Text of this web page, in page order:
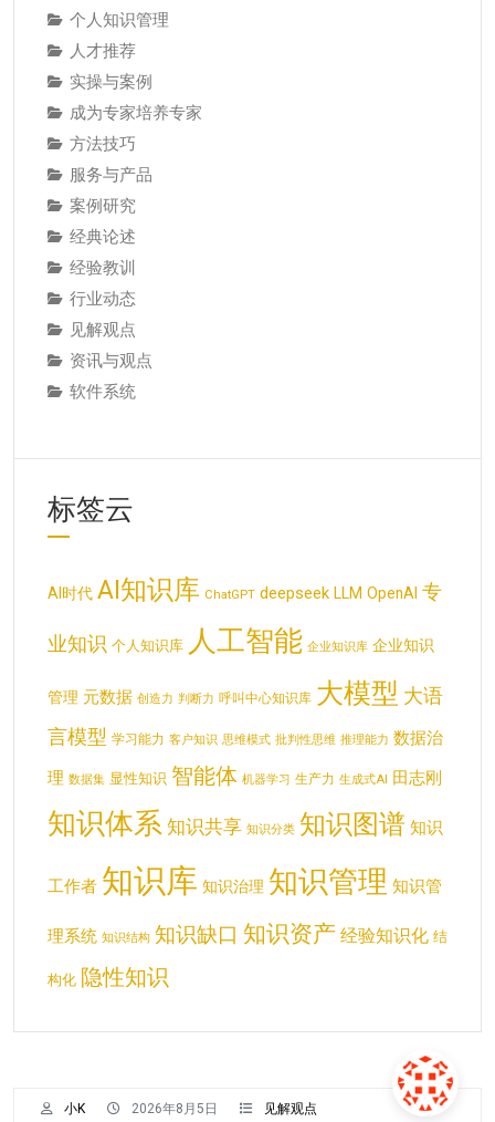
小K 2026年8月5日 见解观点
个人知识管理
人才推荐
实操与案例
成为专家培养专家
方法技巧
服务与产品
案例研究
经典论述
经验教训
行业动态
见解观点
资讯与观点
软件系统
标签云
AI时代 AI知识库 ChatGPT deepseek LLM OpenAI 专
业知识 个人知识库 人工智能 企业知识库 企业知识
管理 元数据 创造力 判断力 呼叫中心知识库 大模型 大语
言模型 学习能力 客户知识 思维模式 批判性思维 推理能力 数据治
理 数据集 显性知识 智能体 机器学习 生产力 生成式AI 田志刚
知识体系 知识共享 知识分类 知识图谱 知识
工作者 知识库 知识治理 知识管理 知识管
理系统 知识结构 知识缺口 知识资产 经验知识化 结
构化 隐性知识